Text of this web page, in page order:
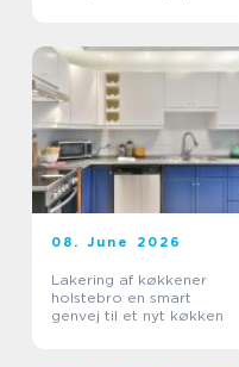
08. June 2026
Lakering af køkkener
holstebro en smart
genvej til et nyt køkken